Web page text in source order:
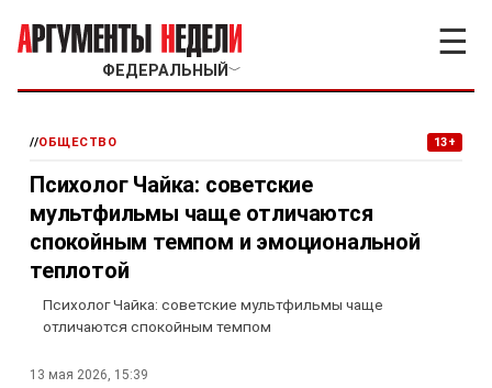
ФЕДЕРАЛЬНЫЙ ﹀
☰
//ОБЩЕСТВО 13+
Психолог Чайка: советские
мультфильмы чаще отличаются
спокойным темпом и эмоциональной
теплотой
Психолог Чайка: советские мультфильмы чаще
отличаются спокойным темпом
13 мая 2026, 15:39